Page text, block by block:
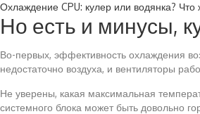
Охлаждение CPU: кулер или водянка? Что
Но есть и минусы,
Во-первых, эффективность охлаждения
недостаточно воздуха, и вентиляторы
Не уверены, какая максимальная
системного блока может быть довольно